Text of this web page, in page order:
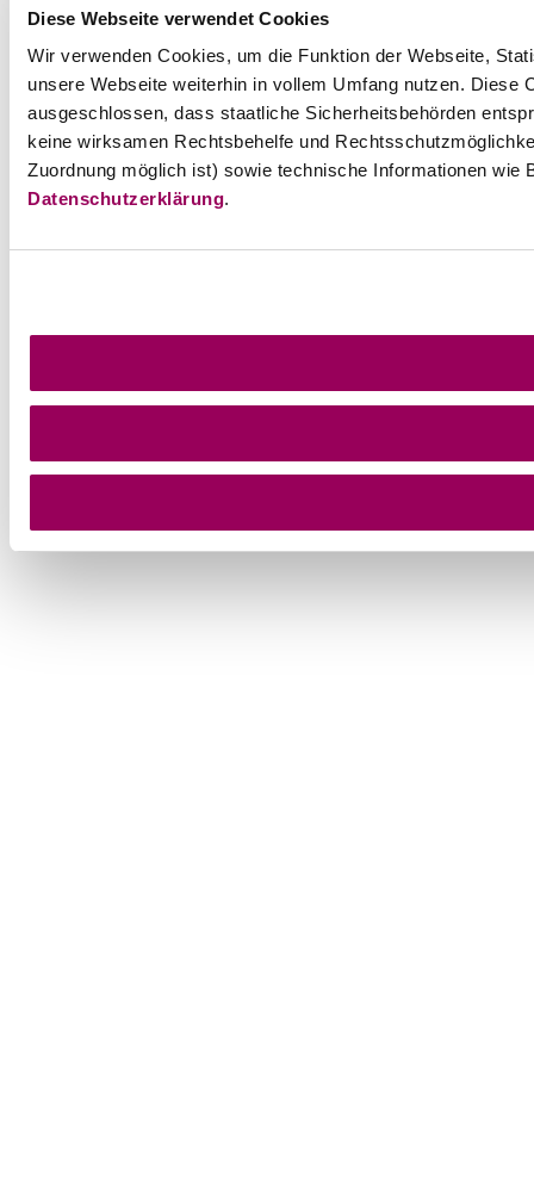
Diese Webseite verwendet Cookies
Wir verwenden Cookies, um die Funktion der Webseite,
unsere Webseite weiterhin in vollem Umfang nutzen.
ausgeschlossen, dass staatliche Sicherheitsbehörden
keine wirksamen Rechtsbehelfe und
Zuordnung möglich ist) sowie technische Informationen
Datenschutzerklärung.